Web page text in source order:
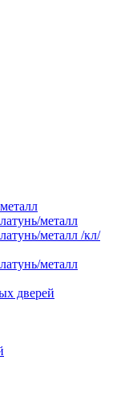
металл
металл /кл/
металл
дверей